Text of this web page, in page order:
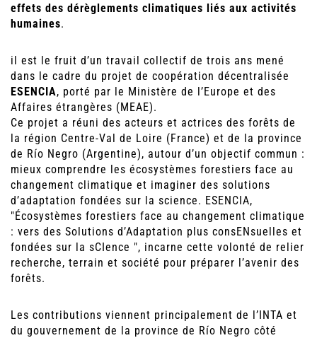
effets des dérèglements climatiques liés aux activités
humaines.
il est le fruit d’un travail collectif de trois ans mené
dans le cadre du projet de coopération décentralisée
ESENCIA, porté par le Ministère de l’Europe et des
Affaires étrangères (MEAE).
Ce projet a réuni des acteurs et actrices des forêts de
la région Centre-Val de Loire (France) et de la province
de Río Negro (Argentine), autour d’un objectif commun :
mieux comprendre les écosystèmes forestiers face au
changement climatique et imaginer des solutions
d’adaptation fondées sur la science. ESENCIA,
"Écosystèmes forestiers face au changement climatique
: vers des Solutions d’Adaptation plus consENsuelles et
fondées sur la sCIence ", incarne cette volonté de relier
recherche, terrain et société pour préparer l’avenir des
forêts.
Les contributions viennent principalement de l’INTA et
du gouvernement de la province de Río Negro côté